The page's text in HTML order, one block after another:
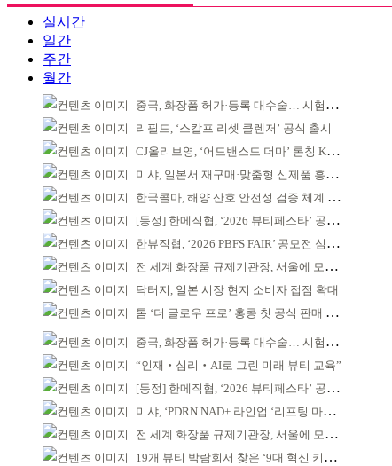
실시간
일간
주간
월간
중국, 화장품 허가·등록 대수술… 시험자료 공용 허용
리필드, ‘스칼프 리셋 클렌저’ 공식 출시
CJ올리브영, ‘어드밴스드 더마’ 론칭 K더마 육성 박차
미샤, 일본서 재구매·맞춤형 신제품 흥행 ‘쌍끌이’
한국콜마, 해양 산호 안전성 검증 체계 구축
[동정] 한메직협, ‘2026 뷰티페스타’ 공동 주최
한뷰직협, ‘2026 PBFS FAIR’ 공모전 심사 성료
전 세계 화장품 규제기관장, 서울에 모인다
닥터지, 일본 시장 현지 소비자 접점 확대
톰 ‘더 글로우 프로’ 홍콩 첫 공식 판매 완판
중국, 화장품 허가·등록 대수술… 시험자료 공용 허용
“인재‧심리‧AI로 그린 미래 뷰티 교육”
[동정] 한메직협, ‘2026 뷰티페스타’ 공동 주최
미샤, ‘PDRN NAD+ 라인업 ‘리프팅 마스크’ 출시
전 세계 화장품 규제기관장, 서울에 모인다
19개 뷰티 박람회서 찾은 ‘9대 혁신 키워드’